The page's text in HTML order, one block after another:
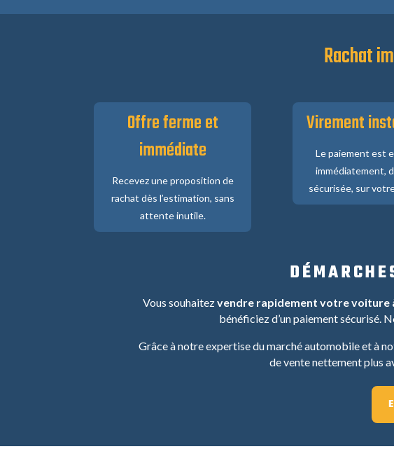
Rachat
Offre ferme et
immédiate
Recevez une proposition de
rachat dès l’estimation, sans
attente inutile.
Virement
Le paiement est
immédiatement,
sécurisée, sur
Vous souhaitezvendre rapidement votre voiture
bénéficiez d’un paiement sécurisé.
Grâce à notre expertise du marché automobile et à
de vente nettement plus